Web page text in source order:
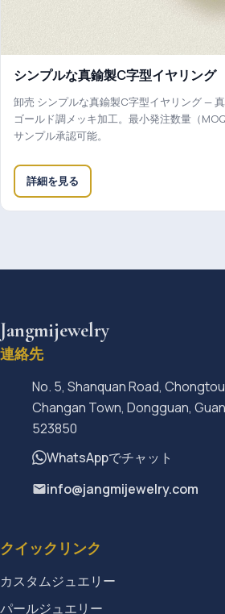
シンプルな真鍮製C字型イヤリング
卸売 シンプルな真鍮製C字型イヤリング —
ゴールド調メッキ加工。最小発注数量（
サンプル承認可能。
詳細を見る
Jangmijewelry
連絡先
No. 5, Shanquan Road,
Changan Town, Dongguan,
523850
WhatsAppでチャット
info@jangmijewelry.com
クイックリンク
カスタムジュエリー
パールジュエリー